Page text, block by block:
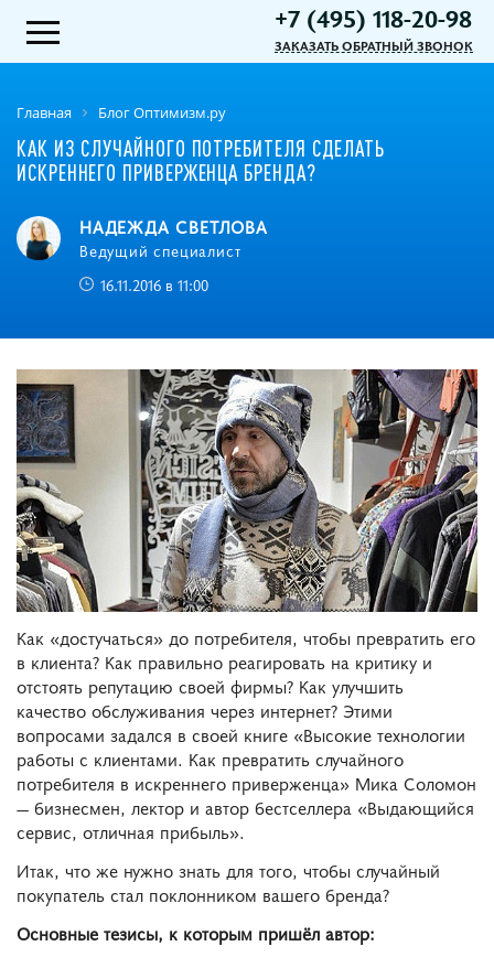
+7 (495) 118-20-98
ЗАКАЗАТЬ ОБРАТНЫЙ ЗВОНОК
Главная Блог Оптимизм.ру
КАК ИЗ СЛУЧАЙНОГО ПОТРЕБИТЕЛЯ СДЕЛАТЬ
ИСКРЕННЕГО ПРИВЕРЖЕНЦА БРЕНДА?
НАДЕЖДА СВЕТЛОВА
Ведущий специалист
16.11.2016 в 11:00
Как «достучаться» до потребителя, чтобы превратить его
в клиента? Как правильно реагировать на критику и
отстоять репутацию своей фирмы? Как улучшить
качество обслуживания через интернет? Этими
вопросами задался в своей книге «Высокие технологии
работы с клиентами. Как превратить случайного
потребителя в искреннего приверженца» Мика Соломон
— бизнесмен, лектор и автор бестселлера «Выдающийся
сервис, отличная прибыль».
Итак, что же нужно знать для того, чтобы случайный
покупатель стал поклонником вашего бренда?
Основные тезисы, к которым пришёл автор: